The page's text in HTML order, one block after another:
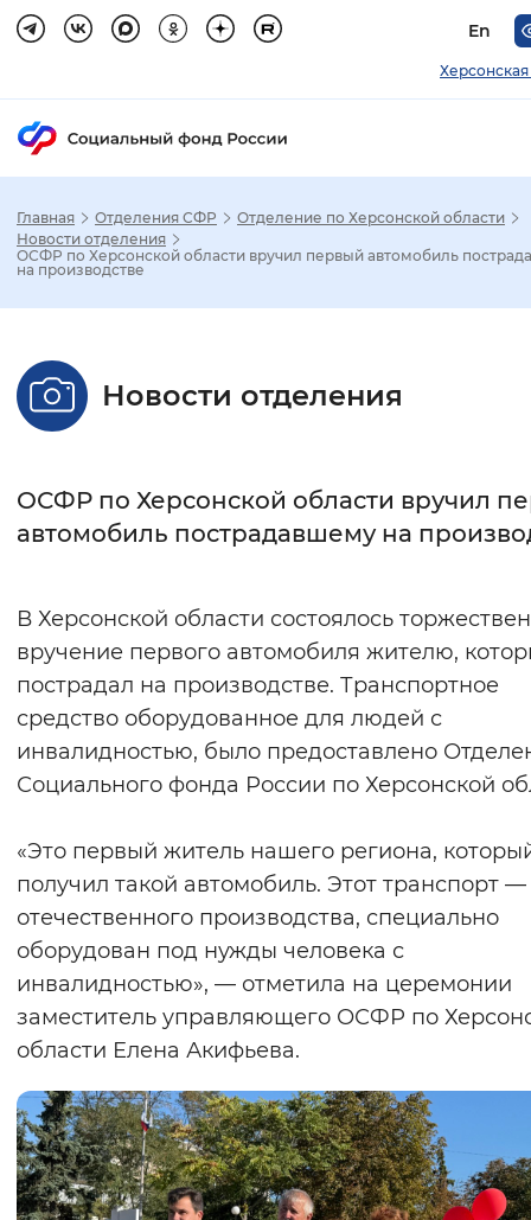
En
Стандартный Увеличенный
Без засечек С засечками
Нормальный Увеличенный
Цвет сайта
Монохромный Инверсивный
Синий фон
Изображения
Включены Выключены
Звуковой ассистент
Воспроизвести Остановить
Вернуть стандартные настройки
Главная Отделения СФР
Отделение по Херсонской области
Новости отделения
ОСФР по Херсонской области вручил первый автомобиль
на производстве
Новости отделения
ОСФР по Херсонской области вручил
автомобиль пострадавшему на
В Херсонской области состоялось
вручение первого автомобиля жителю,
пострадал на производстве. Транспортное
средство оборудованное для людей с
инвалидностью, было предоставлено
Социального фонда России по Херсонской
«Это первый житель нашего региона,
получил такой автомобиль. Этот транспорт —
отечественного производства, специально
оборудован под нужды человека с
инвалидностью», — отметила на церемонии
заместитель управляющего ОСФР по
области Елена Акифьева.